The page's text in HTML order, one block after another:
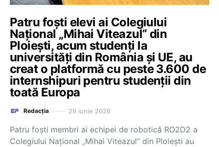
Patru foști elevi ai Colegiului
Național „Mihai Viteazul” din
Ploiești, acum studenți la
universități din România și UE, au
creat o platformă cu peste 3.600 de
internshipuri pentru studenții din
toată Europa
Redacția 29 iunie 2026
Patru foști membri ai echipei de robotică RO2D2 a
Colegiului Național „Mihai Viteazul” din Ploiești au